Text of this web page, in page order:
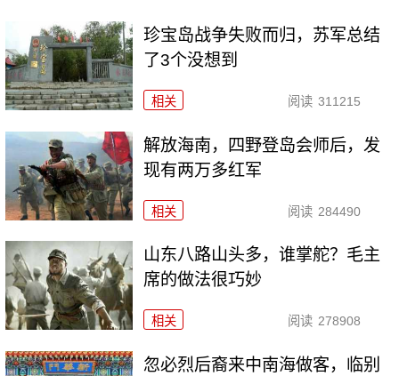
珍宝岛战争失败而归，苏军总结
了3个没想到
相关 阅读 311215
解放海南，四野登岛会师后，发
现有两万多红军
相关 阅读 284490
山东八路山头多，谁掌舵？毛主
席的做法很巧妙
相关 阅读 278908
忽必烈后裔来中南海做客，临别